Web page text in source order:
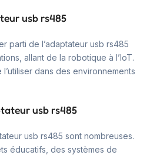
usb rs485
parti de l’adaptateur usb rs485
allant de la robotique à l’IoT.
dans des environnements
usb rs485
usb rs485 sont nombreuses.
éducatifs, des systèmes de